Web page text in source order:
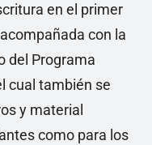
en el primer
con la
del Programa
cual también se
y material
como para los